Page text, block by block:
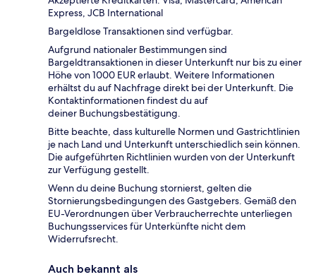
Express, JCB International
Bargeldlose Transaktionen sind verfügbar.
Aufgrund nationaler Bestimmungen sind
Bargeldtransaktionen in dieser Unterkunft nur bis zu einer
Höhe von 1000 EUR erlaubt. Weitere Informationen
erhältst du auf Nachfrage direkt bei der Unterkunft. Die
Kontaktinformationen findest du auf
deiner Buchungsbestätigung.
Bitte beachte, dass kulturelle Normen und Gastrichtlinien
je nach Land und Unterkunft unterschiedlich sein können.
Die aufgeführten Richtlinien wurden von der Unterkunft
zur Verfügung gestellt.
Wenn du deine Buchung stornierst, gelten die
Stornierungsbedingungen des Gastgebers. Gemäß den
EU-Verordnungen über Verbraucherrechte unterliegen
Buchungsservices für Unterkünfte nicht dem
Widerrufsrecht.
Auch bekannt als